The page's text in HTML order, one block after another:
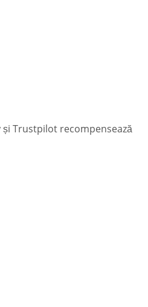
Trustpilot recompensează